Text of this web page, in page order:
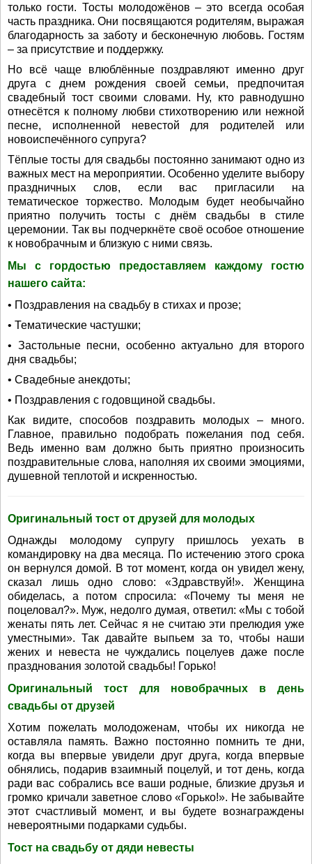
только гости. Тосты молодожёнов – это всегда особая
часть праздника. Они посвящаются родителям, выражая
благодарность за заботу и бесконечную любовь. Гостям
– за присутствие и поддержку.
Но всё чаще влюблённые поздравляют именно друг
друга с днем рождения своей семьи, предпочитая
свадебный тост своими словами. Ну, кто равнодушно
отнесётся к полному любви стихотворению или нежной
песне, исполненной невестой для родителей или
новоиспечённого супруга?
Тёплые тосты для свадьбы постоянно занимают одно из
важных мест на мероприятии. Особенно уделите выбору
праздничных слов, если вас пригласили на
тематическое торжество. Молодым будет необычайно
приятно получить тосты с днём свадьбы в стиле
церемонии. Так вы подчеркнёте своё особое отношение
к новобрачным и близкую с ними связь.
Мы с гордостью предоставляем каждому гостю
нашего сайта:
• Поздравления на свадьбу в стихах и прозе;
• Тематические частушки;
• Застольные песни, особенно актуально для второго
дня свадьбы;
• Свадебные анекдоты;
• Поздравления с годовщиной свадьбы.
Как видите, способов поздравить молодых – много.
Главное, правильно подобрать пожелания под себя.
Ведь именно вам должно быть приятно произносить
поздравительные слова, наполняя их своими эмоциями,
душевной теплотой и искренностью.
Оригинальный тост от друзей для молодых
Однажды молодому супругу пришлось уехать в
командировку на два месяца. По истечению этого срока
он вернулся домой. В тот момент, когда он увидел жену,
сказал лишь одно слово: «Здравствуй!». Женщина
обиделась, а потом спросила: «Почему ты меня не
поцеловал?». Муж, недолго думая, ответил: «Мы с тобой
женаты пять лет. Сейчас я не считаю эти прелюдия уже
уместными». Так давайте выпьем за то, чтобы наши
жених и невеста не чуждались поцелуев даже после
празднования золотой свадьбы! Горько!
Оригинальный тост для новобрачных в день
свадьбы от друзей
Хотим пожелать молодоженам, чтобы их никогда не
оставляла память. Важно постоянно помнить те дни,
когда вы впервые увидели друг друга, когда впервые
обнялись, подарив взаимный поцелуй, и тот день, когда
ради вас собрались все ваши родные, близкие друзья и
громко кричали заветное слово «Горько!». Не забывайте
этот счастливый момент, и вы будете вознаграждены
невероятными подарками судьбы.
Тост на свадьбу от дяди невесты